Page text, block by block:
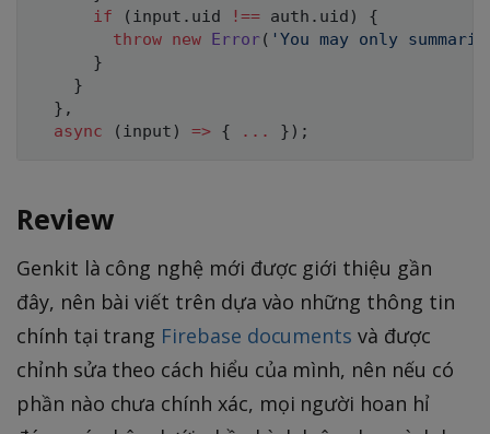
if
( input . uid !== auth . uid )
{
throw new Error( 'You may only
}
}
} ,
async
( input ) => { ... } ) ;
Review
Genkit là công nghệ mới được giới thiệu gần
đây, nên bài viết trên dựa vào những thông tin
chính tại trang Firebase documents và được
chỉnh sửa theo cách hiểu của mình, nên nếu có
phần nào chưa chính xác, mọi người hoan hỉ